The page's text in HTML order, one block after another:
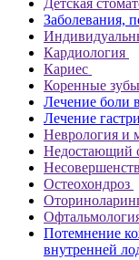
Детская
Заболевания,
Кардиология
Кариес
Коренные зубы
Лечение боли
Лечение
Неврология и
Недостающий
Остеохондроз
Потемнение
внутренней